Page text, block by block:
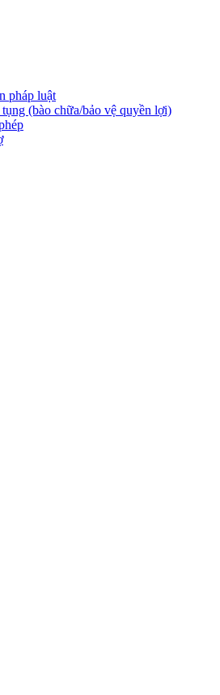
pháp luật
(bào chữa/bảo vệ quyền lợi)